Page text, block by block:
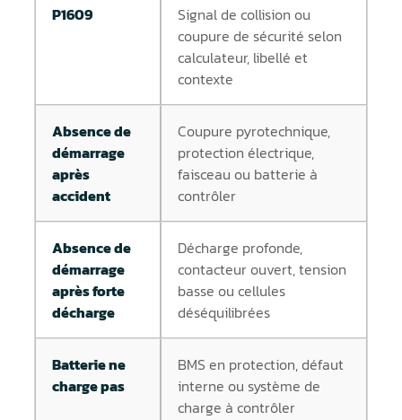
P1609
Signal de collision ou
coupure de sécurité selon
calculateur, libellé et
contexte
Absence de
démarrage
après
accident
Coupure pyrotechnique,
protection électrique,
faisceau ou batterie à
contrôler
Absence de
démarrage
après forte
décharge
Décharge profonde,
contacteur ouvert, tension
basse ou cellules
déséquilibrées
Batterie ne
charge pas
BMS en protection, défaut
interne ou système de
charge à contrôler